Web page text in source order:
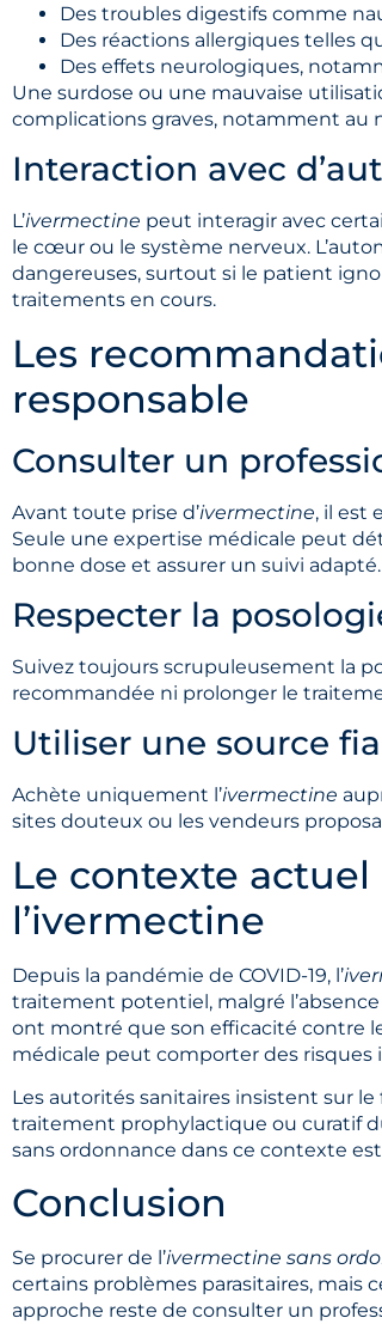
Des troubles digestifs comme
Des réactions allergiques telles
Des effets neurologiques,
Une surdose ou une mauvaise
complications graves, notamment au
Interaction avec
L’ivermectine peut interagir avec
le cœur ou le système nerveux.
dangereuses, surtout si le patient
traitements en cours.
Les
responsable
Consulter un
Avant toute prise d’ivermectine, il est
Seule une expertise médicale peut
bonne dose et assurer un suivi adapté.
Respecter la
Suivez toujours scrupuleusement la
recommandée ni prolonger le
Utiliser une source
Achète uniquement l’ivermectine
sites douteux ou les vendeurs
Le contexte
l’ivermectine
Depuis la pandémie de COVID-19, l’
traitement potentiel, malgré
ont montré que son efficacité contre
médicale peut comporter des risques
Les autorités sanitaires insistent sur le
traitement prophylactique ou curatif
sans ordonnance dans ce contexte
Conclusion
Se procurer de l’ivermectine sans
certains problèmes parasitaires, mais
approche reste de consulter un